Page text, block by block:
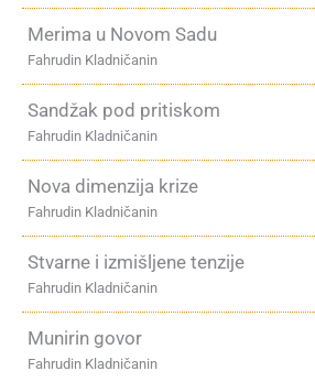
Merima u Novom Sadu
Fahrudin Kladničanin
Sandžak pod pritiskom
Fahrudin Kladničanin
Nova dimenzija krize
Fahrudin Kladničanin
Stvarne i izmišljene tenzije
Fahrudin Kladničanin
Munirin govor
Fahrudin Kladničanin